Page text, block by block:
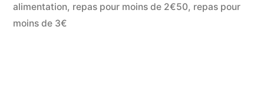
alimentation, repas pour moins de 2€50, repas pour
moins de 3€